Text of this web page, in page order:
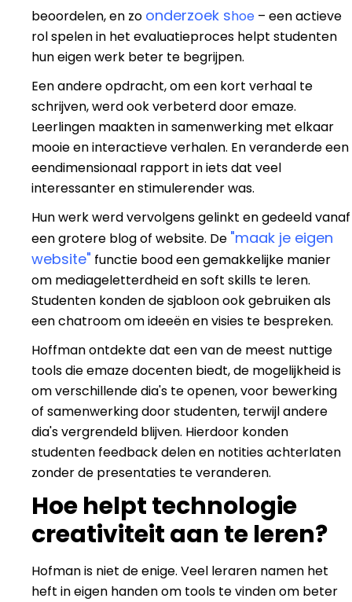
beoordelen, en zo onderzoek shoe – een actieve
rol spelen in het evaluatieproces helpt studenten
hun eigen werk beter te begrijpen.
Een andere opdracht, om een kort verhaal te
schrijven, werd ook verbeterd door emaze.
Leerlingen maakten in samenwerking met elkaar
mooie en interactieve verhalen. En veranderde een
eendimensionaal rapport in iets dat veel
interessanter en stimulerender was.
Hun werk werd vervolgens gelinkt en gedeeld vanaf
een grotere blog of website. De "maak je eigen
website" functie bood een gemakkelijke manier
om mediageletterdheid en soft skills te leren.
Studenten konden de sjabloon ook gebruiken als
een chatroom om ideeën en visies te bespreken.
Hoffman ontdekte dat een van de meest nuttige
tools die emaze docenten biedt, de mogelijkheid is
om verschillende dia's te openen, voor bewerking
of samenwerking door studenten, terwijl andere
dia's vergrendeld blijven. Hierdoor konden
studenten feedback delen en notities achterlaten
zonder de presentaties te veranderen.
Hoe helpt technologie
creativiteit aan te leren?
Hofman is niet de enige. Veel leraren namen het
heft in eigen handen om tools te vinden om beter